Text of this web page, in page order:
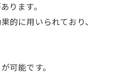
ります。
的に用いられており、
可能です。